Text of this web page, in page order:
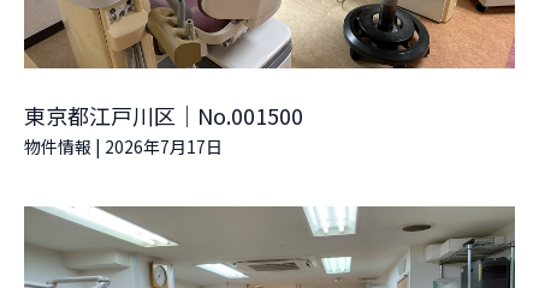
東京都江戸川区｜No.001500
物件情報 | 2026年7月17日